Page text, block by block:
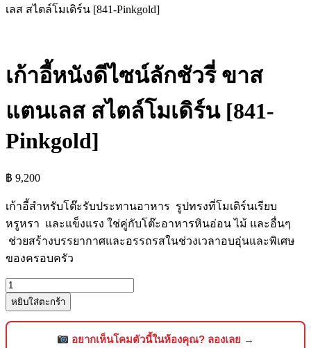
เลส สไตล์โมเดิร์น [841-Pinkgold]
เก้าอี้หนังดีไซน์ลักชัวรี่ ขาส
แตนเลส สไตล์โมเดิร์น [841-
Pinkgold]
฿ 9,200
เก้าอี้สำหรับโต๊ะรับประทานอาหาร รูปทรงที่โมเดิร์นเรียบ
หรูหรา และแข็งแรง ใช่คู่กับโต๊ะอาหารหินอ่อน ไม้ และอื่นๆ
ช่วยสร้างบรรยากาศและอรรถรสในช่วงเวลาอบอุ่นและพิเศษ
ของครอบครัว
จำนวน
เก้าอี้
หนัง
หยิบใส่ตะกร้า
อยากเห็นโคมตัวนี้ในห้องคุณ? ลองเลย →